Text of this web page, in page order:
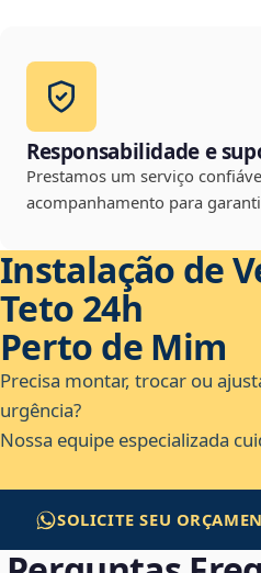
Responsabilidade e
Prestamos um serviço
acompanhamento para
Instalação de
Teto 24h
Perto de Mim
Precisa montar, trocar ou
urgência?
Nossa equipe especializada
SOLICITE SEU